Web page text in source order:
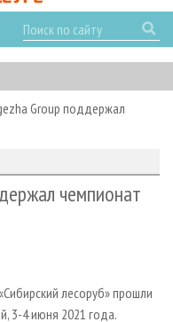
Group поддержал
чемпионат
лесоруб» прошли
3-4 июня 2021 года.